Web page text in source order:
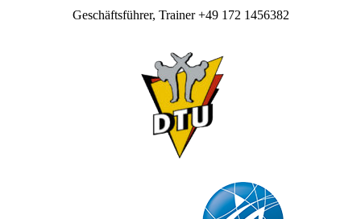
Geschäftsführer, Trainer +49 172 1456382